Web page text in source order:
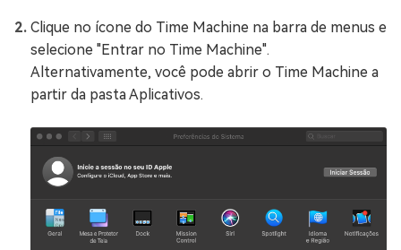
Clique no ícone do Time Machine na barra de menus e
selecione "Entrar no Time Machine".
Alternativamente, você pode abrir o Time Machine a
partir da pasta Aplicativos.